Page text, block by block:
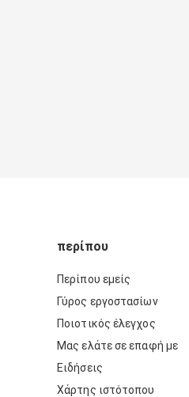
περίπου
Περίπου εμείς
Γύρος εργοστασίων
Ποιοτικός έλεγχος
Μας ελάτε σε επαφή με
Ειδήσεις
Χάρτης ιστότοπου